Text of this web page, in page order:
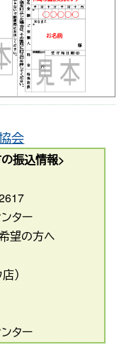
会
振込情報>
ター
望の方へ
）
ター